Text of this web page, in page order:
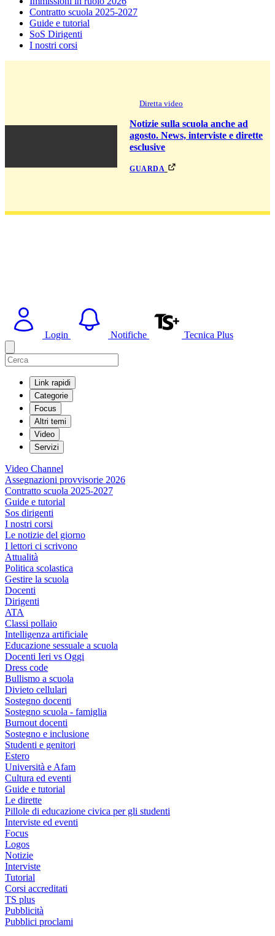
Contratto scuola 2025-2027
Guide e tutorial
SoS Dirigenti
I nostri corsi
Diretta video
Notizie sulla scuola anche ad
agosto. News, interviste e dirette
esclusive
guarda
Login Notifiche Tecnica Plus
Link rapidi
Categorie
Focus
Altri temi
Video
Servizi
Video Channel
Assegnazioni provvisorie 2026
Contratto scuola 2025-2027
Guide e tutorial
Sos dirigenti
I nostri corsi
Le notizie del giorno
I lettori ci scrivono
Attualità
Politica scolastica
Gestire la scuola
Docenti
Dirigenti
ATA
Classi pollaio
Intelligenza artificiale
Educazione sessuale a scuola
Docenti Ieri vs Oggi
Dress code
Bullismo a scuola
Divieto cellulari
Sostegno docenti
Sostegno scuola - famiglia
Burnout docenti
Sostegno e inclusione
Studenti e genitori
Estero
Università e Afam
Cultura ed eventi
Guide e tutorial
Le dirette
Pillole di educazione civica per gli studenti
Interviste ed eventi
Focus
Logos
Notizie
Interviste
Tutorial
Corsi accreditati
TS plus
Pubblicità
Pubblici proclami